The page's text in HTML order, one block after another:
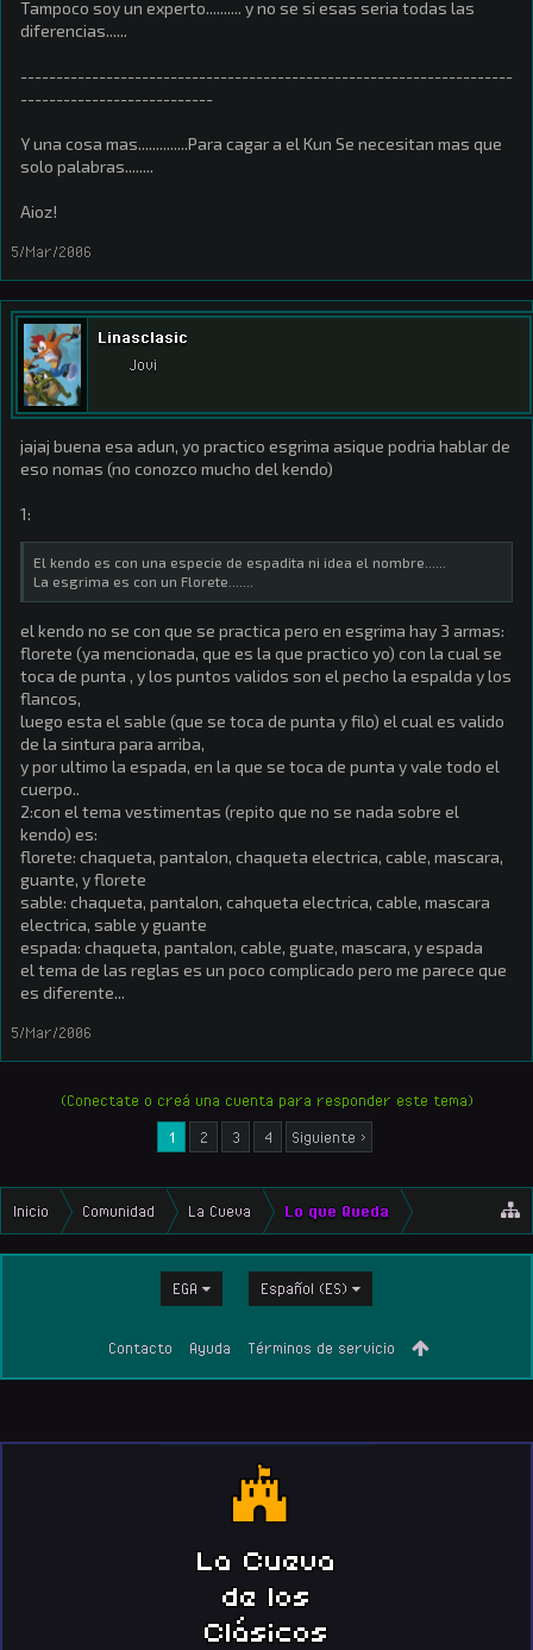
Tampoco soy un experto.......... y no se si esas seria todas las
diferencias......
---------------------------------------------------------------------
---------------------------
Y una cosa mas..............Para cagar a el Kun Se necesitan mas que
solo palabras........
Aioz!
5/Mar/2006
Linasclasic
Jovi
jajaj buena esa adun, yo practico esgrima asique podria hablar de
eso nomas (no conozco mucho del kendo)
1:
El kendo es con una especie de espadita ni idea el nombre......
La esgrima es con un Florete.......
el kendo no se con que se practica pero en esgrima hay 3 armas:
florete (ya mencionada, que es la que practico yo) con la cual se
toca de punta , y los puntos validos son el pecho la espalda y los
flancos,
luego esta el sable (que se toca de punta y filo) el cual es valido
de la sintura para arriba,
y por ultimo la espada, en la que se toca de punta y vale todo el
cuerpo..
2:con el tema vestimentas (repito que no se nada sobre el
kendo) es:
florete: chaqueta, pantalon, chaqueta electrica, cable, mascara,
guante, y florete
sable: chaqueta, pantalon, cahqueta electrica, cable, mascara
electrica, sable y guante
espada: chaqueta, pantalon, cable, guate, mascara, y espada
el tema de las reglas es un poco complicado pero me parece que
es diferente...
5/Mar/2006
(Conectate o creá una cuenta para responder este tema)
1
2 3 4 Siguiente >
Inicio Comunidad La Cueva Lo que Queda
EGA Español (ES)
Contacto Ayuda Términos de servicio
La Cueva
de los
Clásicos